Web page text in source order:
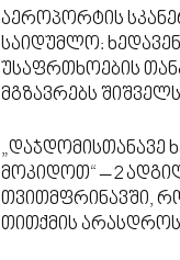
აეროპორტის
საიდუმლო:
უსაფრთხოების
მგზავრებს
„დაჯდომისთანავე
მოკიდოთ“ – 2
თვითმფრინავში,
თითქმის არასდროს